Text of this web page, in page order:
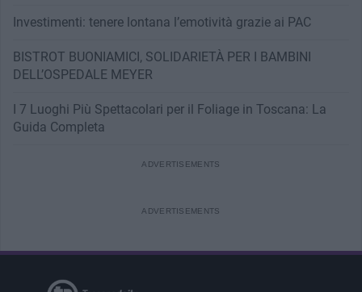
Investimenti: tenere lontana l’emotività grazie ai PAC
BISTROT BUONIAMICI, SOLIDARIETÀ PER I BAMBINI
DELL’OSPEDALE MEYER
I 7 Luoghi Più Spettacolari per il Foliage in Toscana: La
Guida Completa